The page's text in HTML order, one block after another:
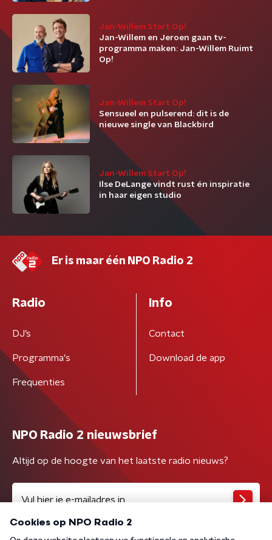
Jan-Willem Start Op!
Jan-Willem en Jeroen gaan tv-
programma maken: Jan-Willem Ruimt
Op!
Jan-Willem Start Op!
Sensueel en pulserend: dit is de
nieuwe single van Blackbird
Jan-Willem Start Op!
Ilse DeLange vindt rust én inspiratie
in haar eigen studio
Er is maar één NPO Radio 2
Radio
DJ’s
Programma's
Frequenties
Info
Contact
Download de app
NPO Radio 2 nieuwsbrief
Altijd op de hoogte van het laatste radio nieuws?